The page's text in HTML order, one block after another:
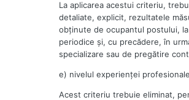
La aplicarea acestui criteriu,
detaliate, explicit, rezultatele
obţinute de ocupantul postului,
periodice şi, cu precădere, în
specializare sau de pregătire
e) nivelul experienţei
Acest criteriu trebuie eliminat,